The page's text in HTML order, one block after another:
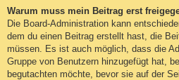
Warum muss mein Beitrag erst
Die Board-Administration kann
dem du einen Beitrag erstellt hast, die
müssen. Es ist auch möglich, dass die
Gruppe von Benutzern hinzugefügt hat,
begutachten möchte, bevor sie auf der